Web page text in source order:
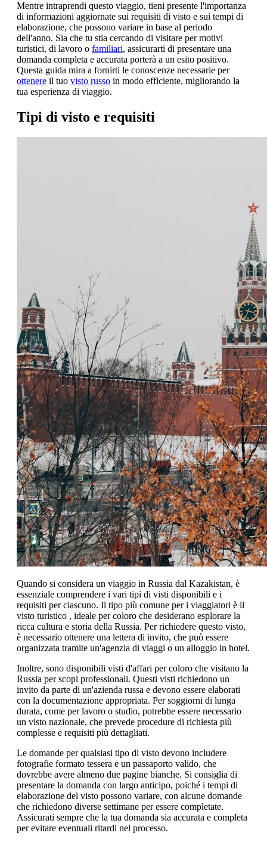
Mentre intraprendi questo viaggio, tieni presente l'importanza
di informazioni aggiornate sui requisiti di visto e sui tempi di
elaborazione, che possono variare in base al periodo
dell'anno. Sia che tu stia cercando di visitare per motivi
turistici, di lavoro o familiari, assicurarti di presentare una
domanda completa e accurata porterà a un esito positivo.
Questa guida mira a fornirti le conoscenze necessarie per
ottenere il tuo visto russo in modo efficiente, migliorando la
tua esperienza di viaggio.
Tipi di visto e requisiti
Quando si considera un viaggio in Russia dal Kazakistan, è
essenziale comprendere i vari tipi di visti disponibili e i
requisiti per ciascuno. Il tipo più comune per i viaggiatori è il
visto turistico , ideale per coloro che desiderano esplorare la
ricca cultura e storia della Russia. Per richiedere questo visto,
è necessario ottenere una lettera di invito, che può essere
organizzata tramite un'agenzia di viaggi o un alloggio in hotel.
Inoltre, sono disponibili visti d'affari per coloro che visitano la
Russia per scopi professionali. Questi visti richiedono un
invito da parte di un'azienda russa e devono essere elaborati
con la documentazione appropriata. Per soggiorni di lunga
durata, come per lavoro o studio, potrebbe essere necessario
un visto nazionale, che prevede procedure di richiesta più
complesse e requisiti più dettagliati.
Le domande per qualsiasi tipo di visto devono includere
fotografie formato tessera e un passaporto valido, che
dovrebbe avere almeno due pagine bianche. Si consiglia di
presentare la domanda con largo anticipo, poiché i tempi di
elaborazione del visto possono variare, con alcune domande
che richiedono diverse settimane per essere completate.
Assicurati sempre che la tua domanda sia accurata e completa
per evitare eventuali ritardi nel processo.